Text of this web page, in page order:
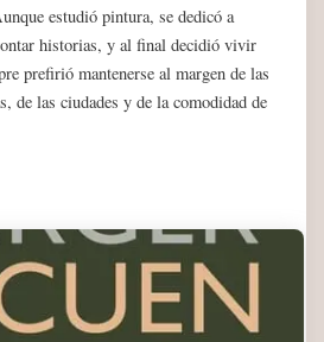
estudió pintura, se dedicó a
historias, y al final decidió vivir
prefirió mantenerse al margen de las
de las ciudades y de la comodidad de